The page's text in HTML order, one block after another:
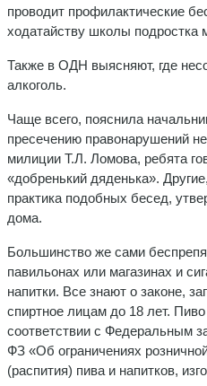
проводит профилактические
ходатайству школы подростка
Также в ОДН выясняют, где
алкоголь.
Чаще всего, пояснила
пресе­чению правонарушений
милиции Т.Л. Ломова, ребята
«добренький дяденька».
практика подобных бесед,
дома.
Большинство же сами
павильо­нах или магазинах и
напитки. Все знают о законе,
спиртное лицам до 18 лет.
соответствии с Федеральным
ФЗ «Об ограничениях
(распития) пива и напит­ков,